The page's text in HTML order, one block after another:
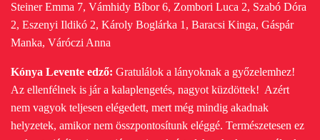
Steiner Emma 7, Vámhidy Bíbor 6, Zombori Luca 2, Szabó Dóra
2, Eszenyi Ildikó 2, Károly Boglárka 1, Baracsi Kinga, Gáspár
Manka, Váróczi Anna
Kónya Levente edző: Gratulálok a lányoknak a győzelemhez!
Az ellenfélnek is jár a kalaplengetés, nagyot küzdöttek! Azért
nem vagyok teljesen elégedett, mert még mindig akadnak
helyzetek, amikor nem összpontosítunk eléggé. Természetesen ez